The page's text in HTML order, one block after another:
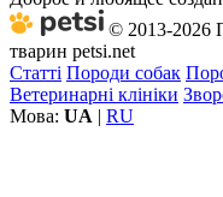
© 2013-2026
тварин petsi.net
Статті Породи собак
Ветеринарні клініки
Мова: UA | RU